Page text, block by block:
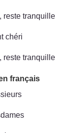
reste tranquille
chéri
reste tranquille
français